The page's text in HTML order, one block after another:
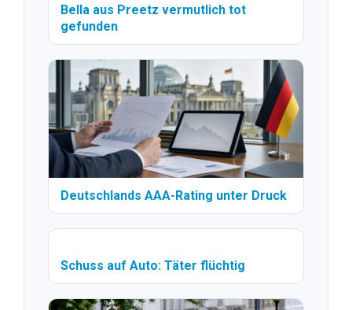
Bella aus Preetz vermutlich tot
gefunden
Deutschlands AAA-Rating unter Druck
Schuss auf Auto: Täter flüchtig